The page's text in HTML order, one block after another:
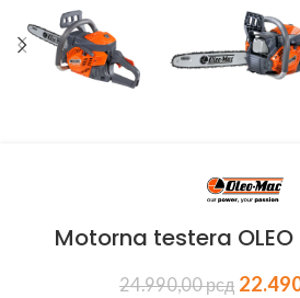
Motorna testera OLEO
24.990,00рсд